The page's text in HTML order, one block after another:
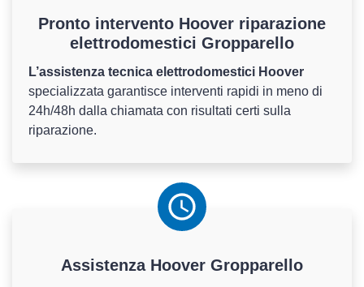
Pronto intervento Hoover riparazione
elettrodomestici Gropparello
L’assistenza tecnica elettrodomestici Hoover
specializzata garantisce interventi rapidi in meno di
24h/48h dalla chiamata con risultati certi sulla
riparazione.
Assistenza Hoover Gropparello